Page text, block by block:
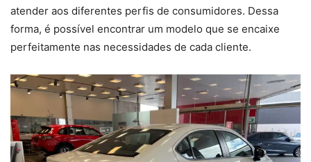
atender aos diferentes perfis de consumidores. Dessa
forma, é possível encontrar um modelo que se encaixe
perfeitamente nas necessidades de cada cliente.